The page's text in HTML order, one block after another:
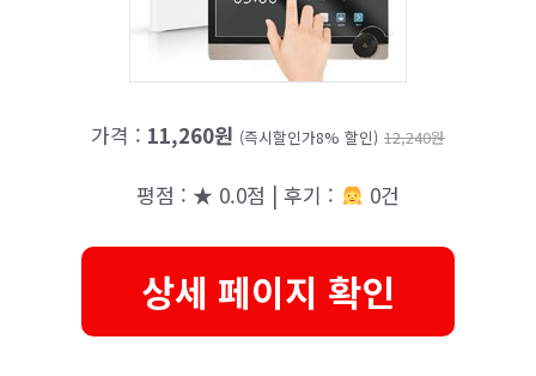
가격 : 11,260원 (즉시할인가8% 할인) 12,240원
평점 : ★ 0.0점 | 후기 : 0건
상세 페이지 확인